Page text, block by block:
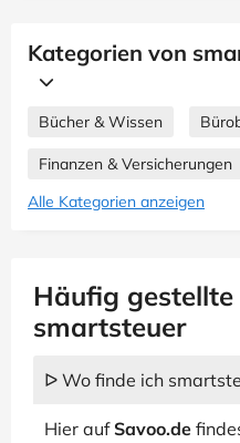
Kategorien von
Bücher & Wissen
Finanzen & Versicherungen
Alle Kategorien anzeigen
Häufig gestellte
smartsteuer
ᐅ Wo finde ich
Hier aufSavoo.de